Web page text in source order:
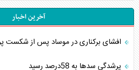
آخرین اخبار
افشای برکناری در موساد پس از شکست
پرشدگی سدها به 58درصد رسید